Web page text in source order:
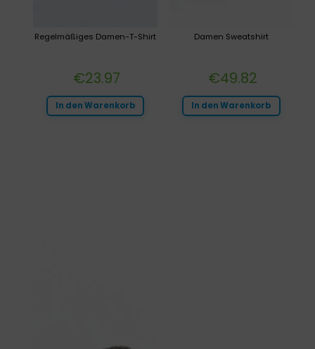
Damen Sweatshirt
€49.82
In den Warenkorb
Regelmäßiges Damen-T-Shirt
€23.97
In den Warenkorb